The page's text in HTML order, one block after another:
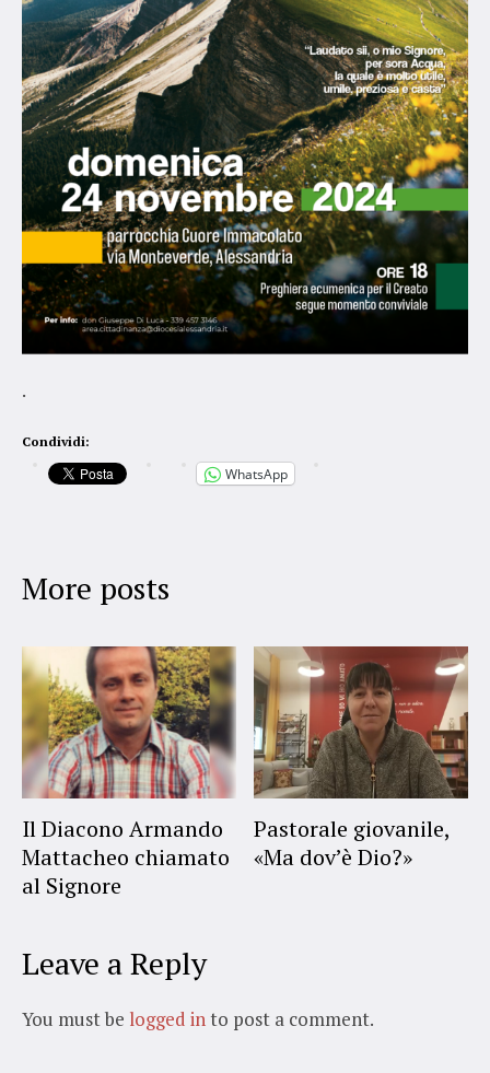
.
Condividi:
WhatsApp
More posts
Il Diacono Armando
Mattacheo chiamato
al Signore
Pastorale giovanile,
«Ma dov’è Dio?»
Leave a Reply
You must be logged into post a comment.